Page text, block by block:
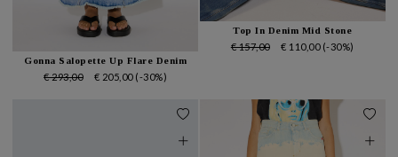
Gonna Salopette Up Flare Denim
€ 293,00 € 205,00 (-30%)
Top In Denim Mid Stone
€ 157,00 € 110,00 (-30%)